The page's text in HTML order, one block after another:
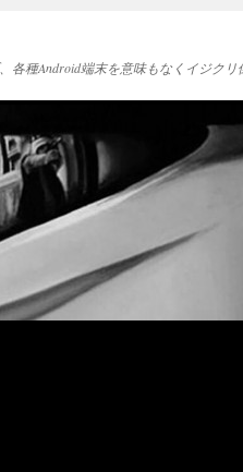
各種Android端末を意味もなくイジク